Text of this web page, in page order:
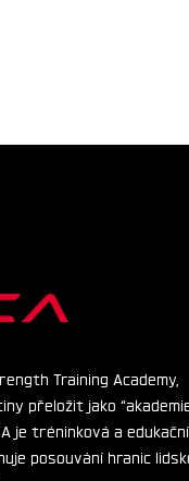
Training Academy,
přeložit jako
je tréninková a edukační
posouvání hranic